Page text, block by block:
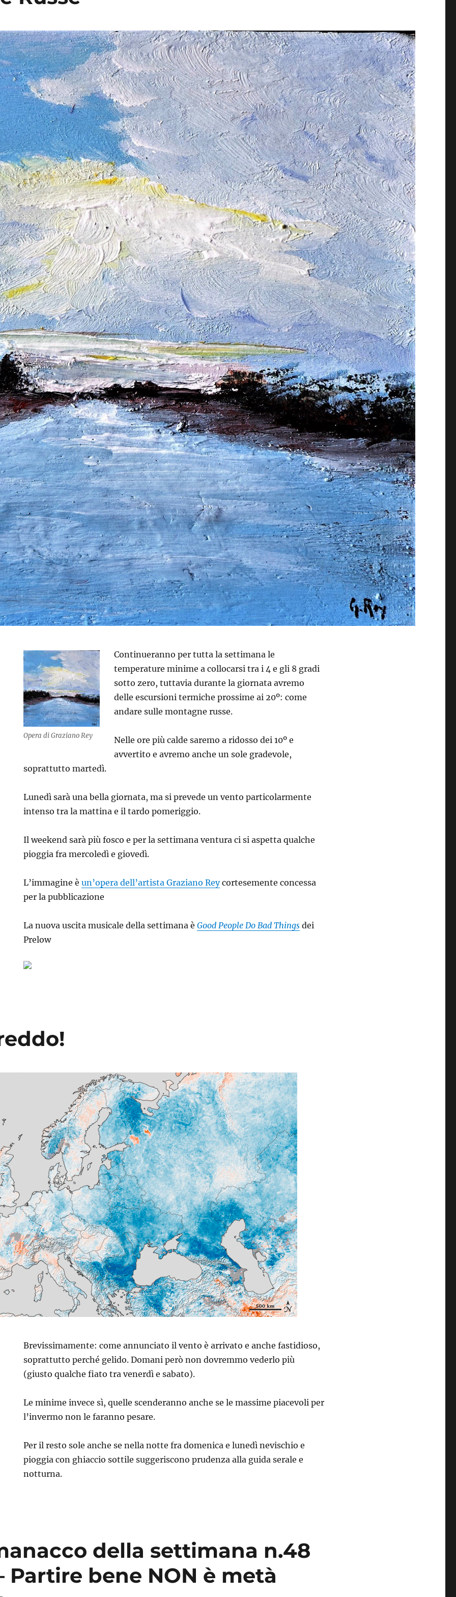
Opera di Graziano Rey
Continueranno per tutta la settimana le
temperature minime a collocarsi tra i 4 e gli 8 gradi
sotto zero, tuttavia durante la giornata avremo
delle escursioni termiche prossime ai 20º: come
andare sulle montagne russe.
Nelle ore più calde saremo a ridosso dei 10º e
avvertito e avremo anche un sole gradevole,
soprattutto martedì.
Lunedì sarà una bella giornata, ma si prevede un vento particolarmente
intenso tra la mattina e il tardo pomeriggio.
Il weekend sarà più fosco e per la settimana ventura ci si aspetta qualche
pioggia fra mercoledì e giovedì.
L’immagine èun’opera dell’artista Graziano Reycortesemente concessa
per la pubblicazione
La nuova uscita musicale della settimana èGood People Do Bad Things dei
Prelow
Brevissimamente: come annunciato il vento è arrivato e anche fastidioso,
soprattutto perché gelido. Domani però non dovremmo vederlo più
(giusto qualche fiato tra venerdì e sabato).
Le minime invece sì, quelle scenderanno anche se le massime piacevoli per
l’invermo non le faranno pesare.
Per il resto sole anche se nella notte fra domenica e lunedì nevischio e
pioggia con ghiaccio sottile suggeriscono prudenza alla guida serale e
notturna.
della settimana n.48
Partire bene NON è metà